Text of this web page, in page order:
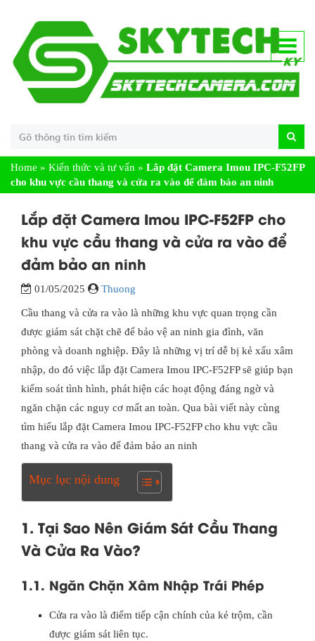
Home » Kiến thức và tư vấn » Lắp đặt Camera Imou IPC-F52FP
cho khu vực cầu thang và cửa ra vào để đảm bảo an ninh
Lắp đặt Camera Imou IPC-F52FP cho
khu vực cầu thang và cửa ra vào để
đảm bảo an ninh
01/05/2025 Thuong
Cầu thang và cửa ra vào là những khu vực quan trọng cần
được giám sát chặt chẽ để bảo vệ an ninh gia đình, văn
phòng và doanh nghiệp. Đây là những vị trí dễ bị kẻ xấu xâm
nhập, do đó việc lắp đặt Camera Imou IPC-F52FP sẽ giúp bạn
kiểm soát tình hình, phát hiện các hoạt động đáng ngờ và
ngăn chặn các nguy cơ mất an toàn. Qua bài viết này cùng
tìm hiểu lắp đặt Camera Imou IPC-F52FP cho khu vực cầu
thang và cửa ra vào để đảm bảo an ninh
Mục lục nội dung
1. Tại Sao Nên Giám Sát Cầu Thang
Và Cửa Ra Vào?
1.1. Ngăn Chặn Xâm Nhập Trái Phép
Cửa ra vào là điểm tiếp cận chính của kẻ trộm, cần
được giám sát liên tục.